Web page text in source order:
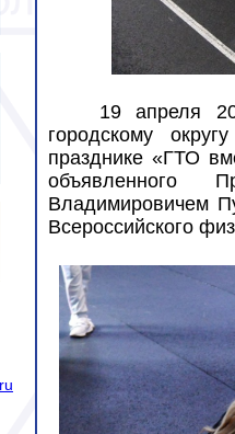
19 апреля
городскому
празднике «ГТО
объявленного
Владимировичем
Всероссийского